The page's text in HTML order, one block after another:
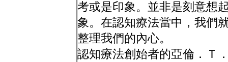
考或是印象。並非是刻意想
象。在認知療法當中，我們
整理我們的內心。
認知療法創始者的亞倫．Ｔ